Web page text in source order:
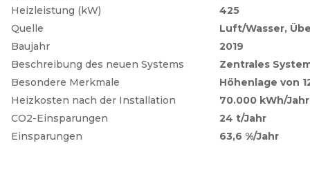
Heizleistung (kW)
425
Quelle
Luft/Wasser,
Baujahr
2019
Beschreibung des neuen Systems
Zentrales
Besondere Merkmale
Höhenlage von
Heizkosten nach der Installation
70.000 kWh/Jahr
CO2-Einsparungen
24 t/Jahr
Einsparungen
63,6 %/Jahr